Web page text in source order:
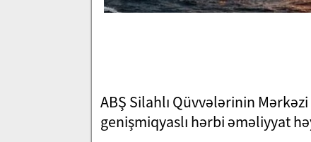
ABŞ Silahlı Qüvvələrinin
genişmiqyaslı hərbi əməliyyat